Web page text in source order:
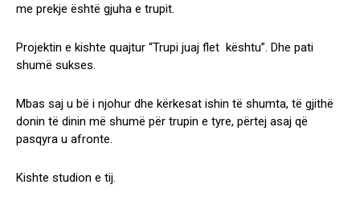
me prekje është gjuha e trupit.
Projektin e kishte quajtur “Trupi juaj flet kështu”. Dhe pati
shumë sukses.
Mbas saj u bë i njohur dhe kërkesat ishin të shumta, të gjithë
donin të dinin më shumë për trupin e tyre, përtej asaj që
pasqyra u afronte.
Kishte studion e tij.